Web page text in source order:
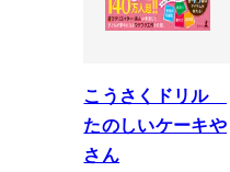
こうさくドリル
たのしいケーキや
さん